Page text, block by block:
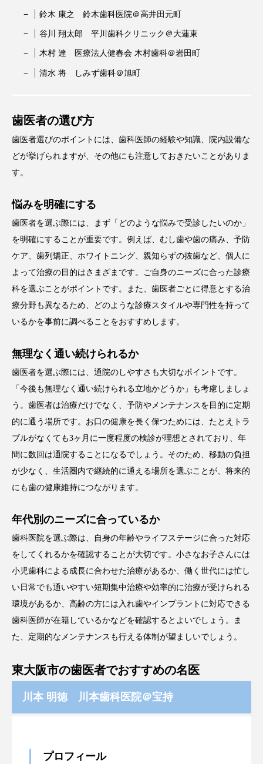
鈴木 康之 鈴木歯科医院＠高井田元町
谷川 翔太郎 平川歯科クリニック＠大蓮東
木村 達 医療法人健春会 木村歯科＠岩田町
清水 将 しみず歯科＠旭町
歯医者の選び方
歯医者選びのポイントには、歯科医師の経験や知識、院内設備な
どが挙げられますが、その他にも注意しておきたいことがありま
す。
悩みを明確にする
歯医者を選ぶ際には、まず「どのような悩みで受診したいのか」
を明確にすることが重要です。例えば、むし歯や歯の痛み、予防
ケア、歯列矯正、ホワイトニング、親知らずの抜歯など、個人に
よって治療の目的はさまざまです。ご自身のニーズに合った診療
科を選ぶことがポイントです。また、歯医者ごとに得意とする治
療分野も異なるため、どのような診療スタイルや専門性を持って
いるかを事前に調べることをおすすめします。
無理なく通い続けられるか
歯医者を選ぶ際には、通院のしやすさも大切なポイントです。
「今後も無理なく通い続けられる立地かどうか」も考慮しましょ
う。歯医者は治療だけでなく、予防やメンテナンスを目的に定期
的に通う場所です。お口の健康を長く保つためには、たとえトラ
ブルがなくても3ヶ月に一度程度の検診が理想とされており、年
間に数回は通院することになるでしょう。そのため、移動の負担
が少なく、生活圏内で継続的に通える場所を選ぶことが、将来的
にも歯の健康維持につながります。
年代別のニーズに合っているか
歯科医院を選ぶ際は、自身の年齢やライフステージに合った対応
をしてくれるかを確認することが大切です。小さなお子さんには
小児歯科による成長に合わせた治療があるか、働く世代には忙し
い日常でも通いやすい短期集中治療や効率的に治療が受けられる
環境があるか、高齢の方には入れ歯やインプラントに対応できる
歯科医師が在籍しているかなどを確認するとよいでしょう。ま
た、定期的なメンテナンスも行える体制が望ましいでしょう。
東大阪市の歯医者でおすすめの名医
川本 明徳 川本歯科医院＠宝持
プロフィール